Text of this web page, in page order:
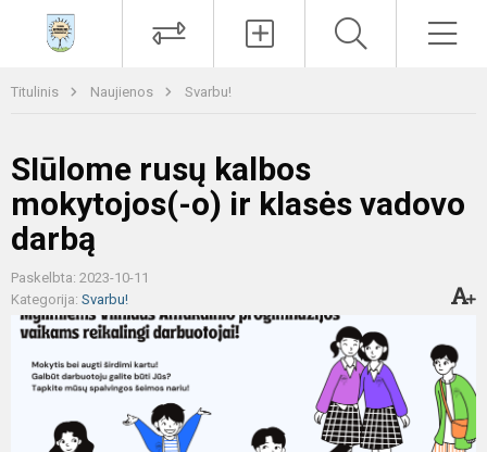
Titulinis Naujienos Svarbu!
SIūlome rusų kalbos
mokytojos(-o) ir klasės vadovo
darbą
Paskelbta: 2023-10-11
Kategorija: Svarbu!